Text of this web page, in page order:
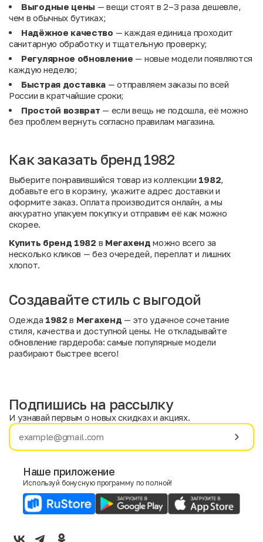
Выгодные цены — вещи стоят в 2–3 раза дешевле,
чем в обычных бутиках;
Надёжное качество — каждая единица проходит
санитарную обработку и тщательную проверку;
Регулярное обновление — новые модели появляются
каждую неделю;
Быстрая доставка — отправляем заказы по всей
России в кратчайшие сроки;
Простой возврат — если вещь не подошла, её можно
без проблем вернуть согласно правилам магазина.
Как заказать бренд 1982
Выберите понравившийся товар из коллекции 1982
добавьте его в корзину, укажите адрес доставки и
оформите заказ. Оплата производится онлайн, а мы
аккуратно упакуем покупку и отправим её как можно
скорее.
Купить бренд 1982 в Мегахенд можно всего за
несколько кликов — без очередей, переплат и лишних
хлопот.
Создавайте стиль с выгодой
Одежда 1982 в Мегахенд — это удачное сочетание
стиля, качества и доступной цены. Не откладывайте
обновление гардероба: самые популярные модели
разбирают быстрее всего!
Имя
E-mail
Подпишись на рассылку
И узнавай первым о новых скидках и акциях.
Наше приложение
Используй бонусную программу по полной!